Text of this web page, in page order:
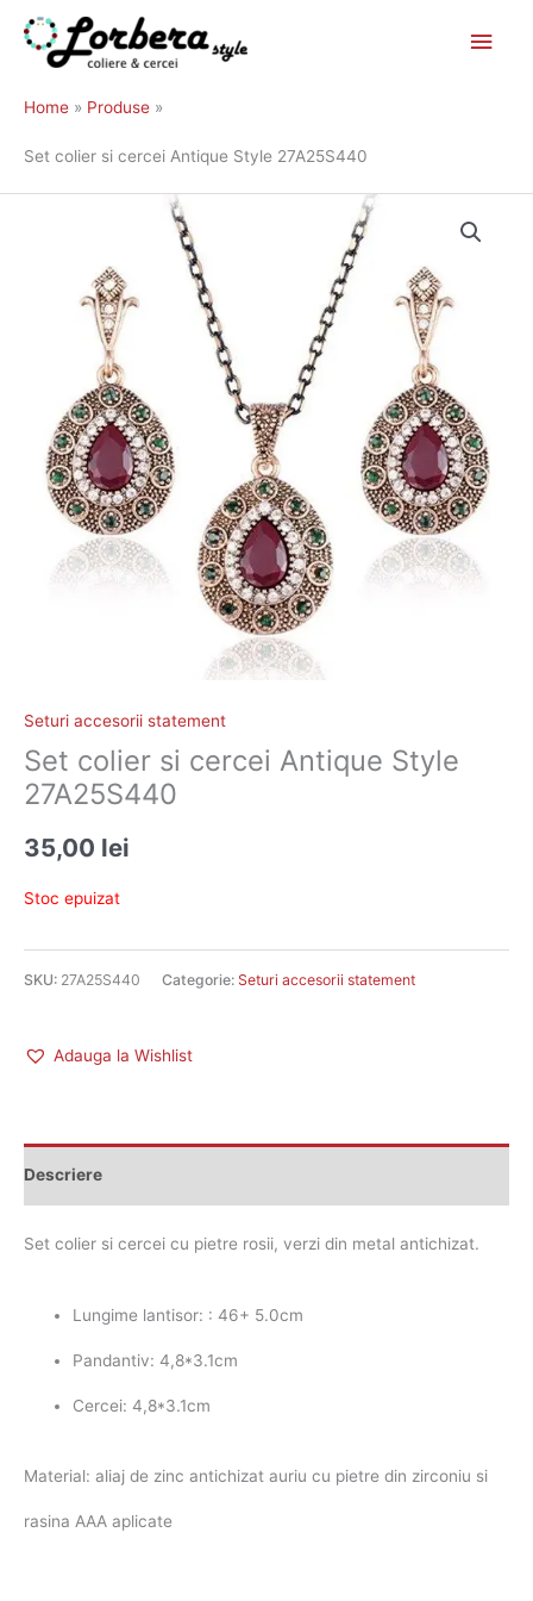
Skip
content
Home Produse
Set colier si cercei Antique Style 27A25S440
Seturi accesorii statement
Set colier si cercei Antique Style
27A25S440
35,00 lei
Stoc epuizat
SKU: 27A25S440 Categorie: Seturi accesorii statement
Adauga la Wishlist
Descriere
Set colier si cercei cu pietre rosii, verzi din metal antichizat.
Lungime lantisor: : 46+ 5.0cm
Pandantiv: 4,8*3.1cm
Cercei: 4,8*3.1cm
Material: aliaj de zinc antichizat auriu cu pietre din zirconiu si
rasina AAA aplicate